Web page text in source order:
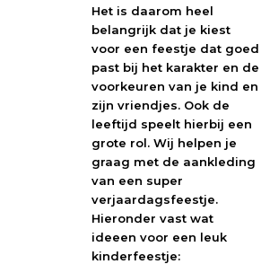
Het is daarom heel
belangrijk dat je kiest
voor een feestje dat goed
past bij het karakter en de
voorkeuren van je kind en
zijn vriendjes. Ook de
leeftijd speelt hierbij een
grote rol. Wij helpen je
graag met de aankleding
van een super
verjaardagsfeestje.
Hieronder vast wat
ideeen voor een leuk
kinderfeestje: